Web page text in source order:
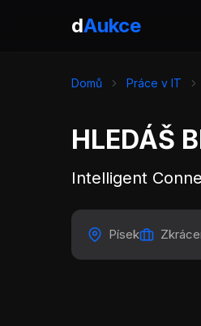
dAukce
Domů Práce v IT
HLEDÁŠ
Intelligent
Písek